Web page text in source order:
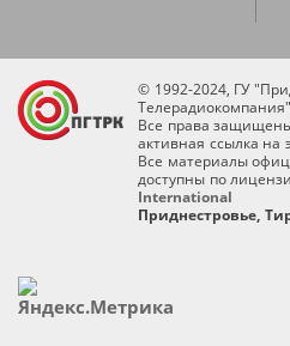
© 1992-2024, ГУ
Все права
активная ссылка на
Все материалы
доступны по
International
Приднестровье,